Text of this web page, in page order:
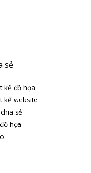
sẻ
kế đồ họa
kế website
sẻ
họa